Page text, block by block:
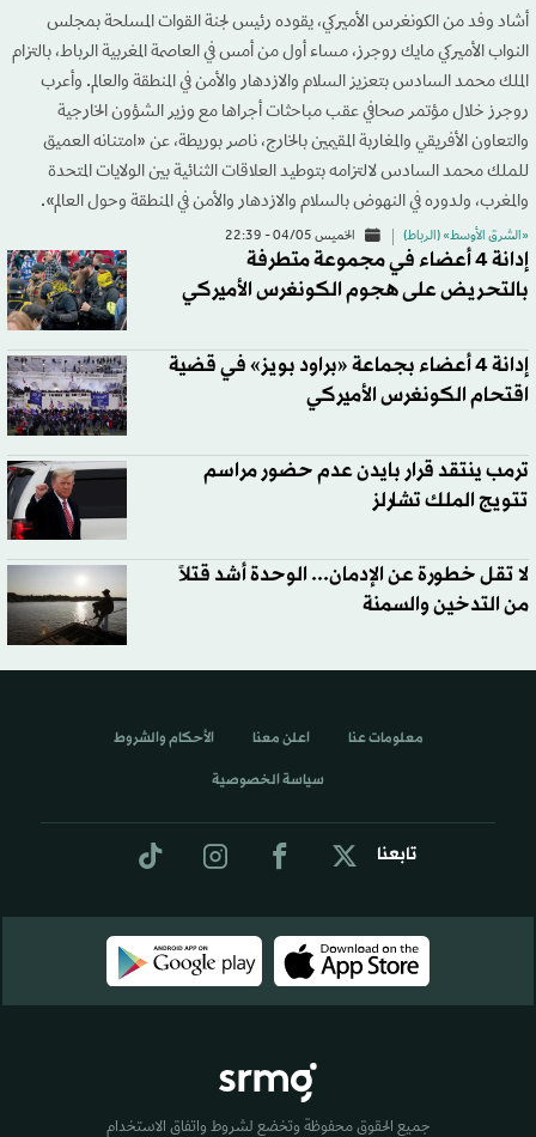
أشاد وفد من الكونغرس الأميركي، يقوده رئيس لجنة القوات المسلحة بمجلس
النواب الأميركي مايك روجرز، مساء أول من أمس في العاصمة المغربية الرباط، بالتزام
الملك محمد السادس بتعزيز السلام والازدهار والأمن في المنطقة والعالم. وأعرب
روجرز خلال مؤتمر صحافي عقب مباحثات أجراها مع وزير الشؤون الخارجية
والتعاون الأفريقي والمغاربة المقيمين بالخارج، ناصر بوريطة، عن «امتنانه العميق
للملك محمد السادس لالتزامه بتوطيد العلاقات الثنائية بين الولايات المتحدة
والمغرب، ولدوره في النهوض بالسلام والازدهار والأمن في المنطقة وحول العالم».
«الشرق الأوسط» (الرباط) الخميس 04/05 - 22:39
إدانة 4 أعضاء في مجموعة متطرفة
بالتحريض على هجوم الكونغرس الأميركي
إدانة 4 أعضاء بجماعة «براود بويز» في قضية
اقتحام الكونغرس الأميركي
ترمب ينتقد قرار بايدن عدم حضور مراسم
تتويج الملك تشارلز
لا تقل خطورة عن الإدمان... الوحدة أشد قتلاً
من التدخين والسمنة
تابعنا
معلومات عنا اعلن معنا الأحكام والشروط
سياسة الخصوصية
جميع الحقوق محفوظة وتخضع لشروط واتفاق الاستخدام